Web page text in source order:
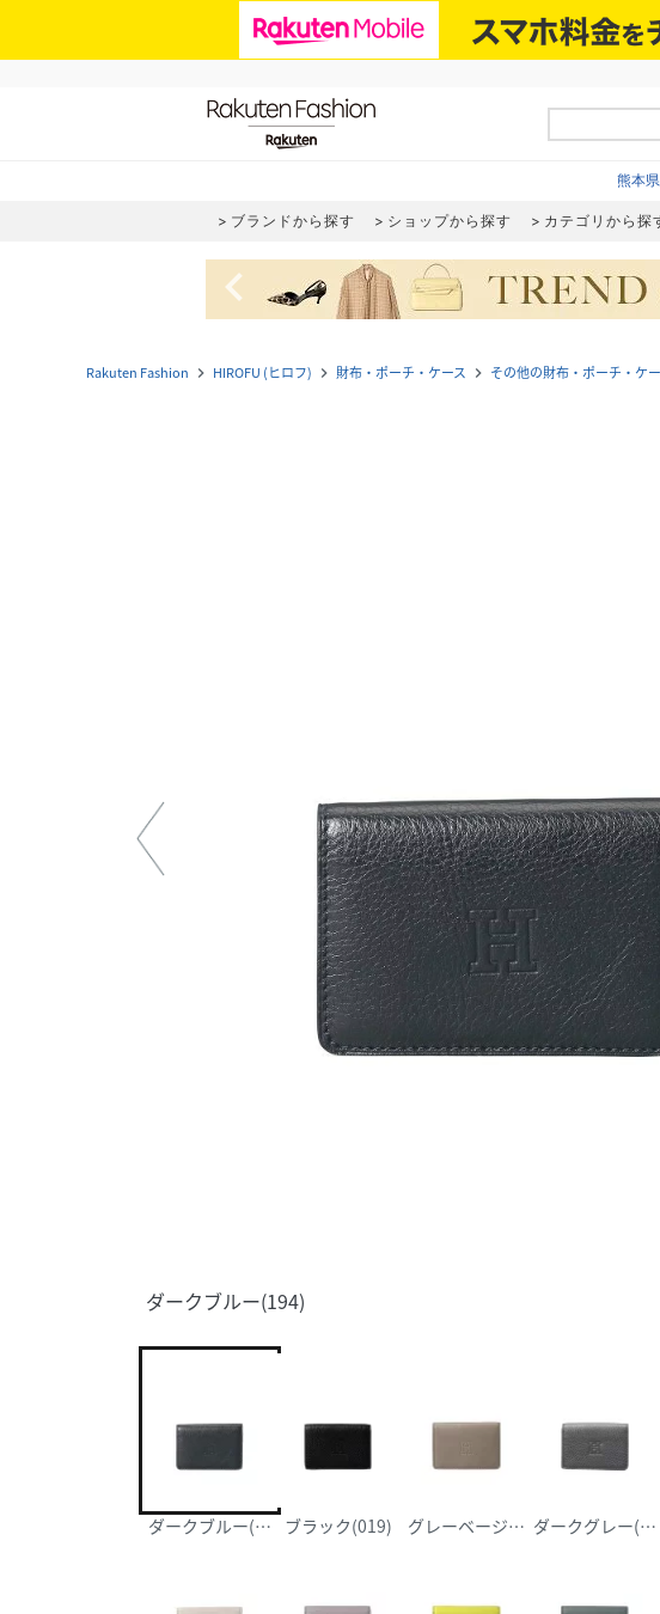
熊本
ブランドから探す ショップから探す カテゴリから探
navigate_before
Rakuten Fashion navigate_next HIROFU (ヒロフ) navigate_next 財布・ポーチ・ケース navigate_next その他の財布・ポーチ・ケ
ダークブルー(194)
ダークブルー(194)ブラック(019) グレーベージュ(111)ダークグレー